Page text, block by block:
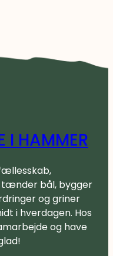
I HAMMER
tænder bål, bygger
og griner
i hverdagen. Hos
og have